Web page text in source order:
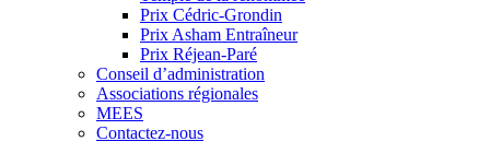
Prix Cédric-Grondin
Prix Asham Entraîneur
Prix Réjean-Paré
Conseil d’administration
Associations régionales
MEES
Contactez-nous